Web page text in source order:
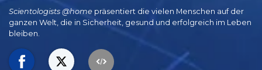
Scientologists @home präsentiert die vielen Menschen auf der
ganzen Welt, die in Sicherheit, gesund und erfolgreich im Leben
bleiben.